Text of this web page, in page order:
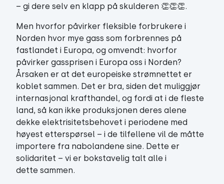
– gi dere selv en klapp på skulderen 👏👏👏.
Men hvorfor påvirker fleksible forbrukere i
Norden hvor mye gass som forbrennes på
fastlandet i Europa, og omvendt: hvorfor
påvirker gassprisen i Europa oss i Norden?
Årsaken er at det europeiske strømnettet er
koblet sammen. Det er bra, siden det muliggjør
internasjonal krafthandel, og fordi at i de fleste
land, så kan ikke produksjonen deres alene
dekke elektrisitetsbehovet i periodene med
høyest etterspørsel – i de tilfellene vil de måtte
importere fra nabolandene sine. Dette er
solidaritet – vi er bokstavelig talt alle i
dette sammen.